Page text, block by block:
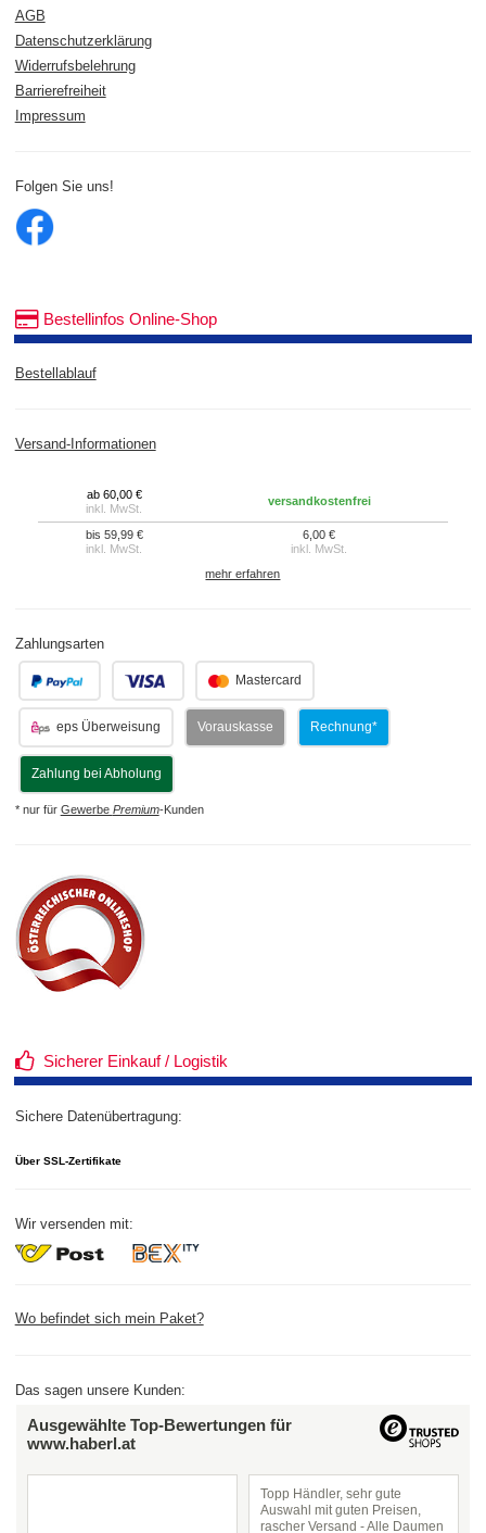
AGB
Datenschutzerklärung
Widerrufsbelehrung
Barrierefreiheit
Impressum
Folgen Sie uns!
Bestellinfos Online-Shop
Bestellablauf
Versand-Informationen
ab 60,00 €
inkl. MwSt.
versandkostenfrei
bis 59,99 €
inkl. MwSt.
6,00 €
inkl. MwSt.
mehr erfahren
Zahlungsarten
Mastercard
eps Überweisung Vorauskasse Rechnung*
Zahlung bei Abholung
* nur für Gewerbe Premium-Kunden
Sicherer Einkauf / Logistik
Sichere Datenübertragung:
Über SSL-Zertifikate
Wir versenden mit:
Wo befindet sich mein Paket?
Das sagen unsere Kunden:
Ausgewählte Top-Bewertungen für
www.haberl.at
Topp Händler, sehr gute
Auswahl mit guten Preisen,
rascher Versand - Alle Daumen